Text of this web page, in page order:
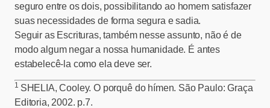
seguro entre os dois, possibilitando ao homem satisfazer
suas necessidades de forma segura e sadia.
Seguir as Escrituras, também nesse assunto, não é de
modo algum negar a nossa humanidade. É antes
estabelecê-la como ela deve ser.
1 SHELIA, Cooley. O porquê do hímen. São Paulo: Graça
Editoria, 2002. p.7.